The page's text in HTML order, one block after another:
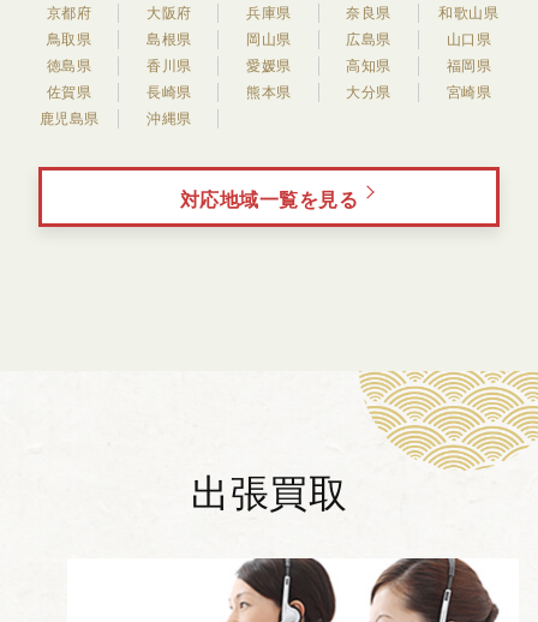
京都府 大阪府 兵庫県 奈良県
和歌山県
鳥取県
島根県 岡山県 広島県
山口県
徳島県
香川県 愛媛県 高知県
福岡県
佐賀県
長崎県 熊本県 大分県
宮崎県
鹿児島県
沖縄県
対応地域一覧を見る
出張買取